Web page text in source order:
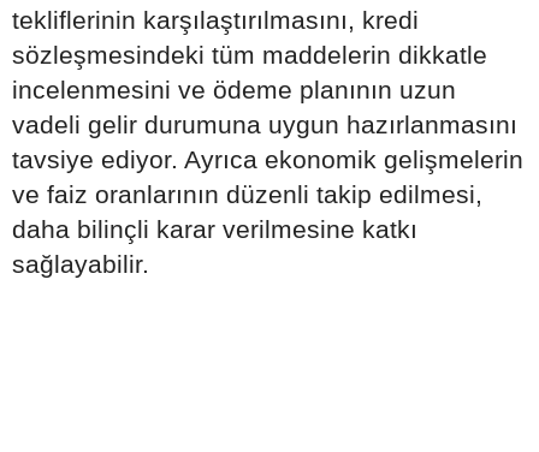
tekliflerinin karşılaştırılmasını, kredi
sözleşmesindeki tüm maddelerin dikkatle
incelenmesini ve ödeme planının uzun
vadeli gelir durumuna uygun hazırlanmasını
tavsiye ediyor. Ayrıca ekonomik gelişmelerin
ve faiz oranlarının düzenli takip edilmesi,
daha bilinçli karar verilmesine katkı
sağlayabilir.